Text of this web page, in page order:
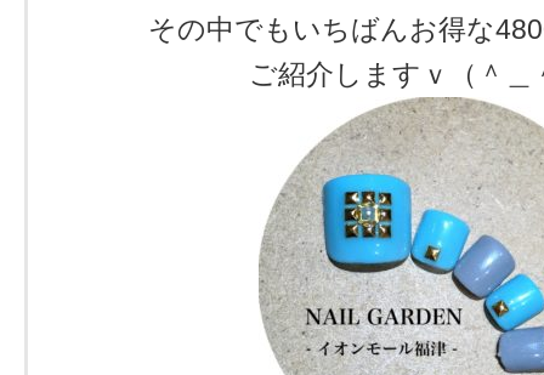
その中でもいちばんお得な
ご紹介しますｖ（＾＿